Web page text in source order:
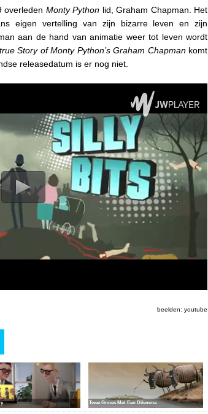
overleden Monty Python lid, Graham Chapman. Het
eigen vertelling van zijn bizarre leven en zijn
aan de hand van animatie weer tot leven wordt
Story of Monty Python’s Graham Chapmankomt
releasedatum is er nog niet.
beelden: youtube
Twee Gnoes Met Een Dilemma